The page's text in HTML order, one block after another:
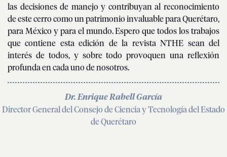
las decisiones de manejo y contribuyan al reconocimiento
de este cerro como un patrimonio invaluable para Querétaro,
para México y para el mundo. Espero que todos los trabajos
que contiene esta edición de la revista NTHE sean del
interés de todos, y sobre todo provoquen una reflexión
profunda en cada uno de nosotros.
Dr. Enrique Rabell García
Director General del Consejo de Ciencia y Tecnología del Estado
de Querétaro